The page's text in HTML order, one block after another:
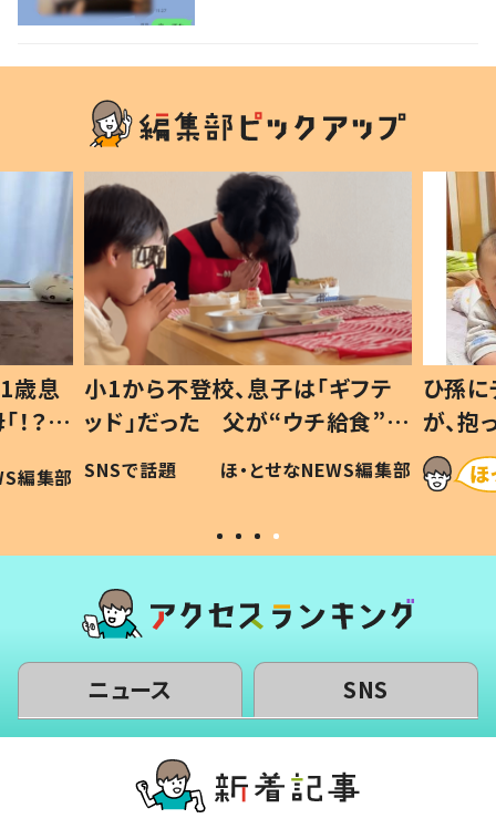
歳息
？」
編集部
小1から不登校、息子は「ギフテ
ッド」だった 父が“ウチ給食”を
作り続ける理由とは #令和の親
#令和の子
SNSで話題 ほ・とせなNEWS編集部
ひ孫
が、
「涙が
い」
ニュース SNS